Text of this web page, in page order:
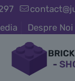
Despre Noi